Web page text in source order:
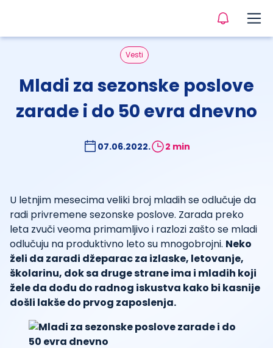
Vesti
Mladi za sezonske poslove
zarade i do 50 evra dnevno
07.06.2022. 2 min
U letnjim mesecima veliki broj mladih se odlučuje da
radi privremene sezonske poslove. Zarada preko
leta zvuči veoma primamljivo i razlozi zašto se mladi
odlučuju na produktivno leto su mnogobrojni. Neko
želi da zaradi džeparac za izlaske, letovanje,
školarinu, dok sa druge strane ima i mladih koji
žele da dođu do radnog iskustva kako bi kasnije
došli lakše do prvog zaposlenja.